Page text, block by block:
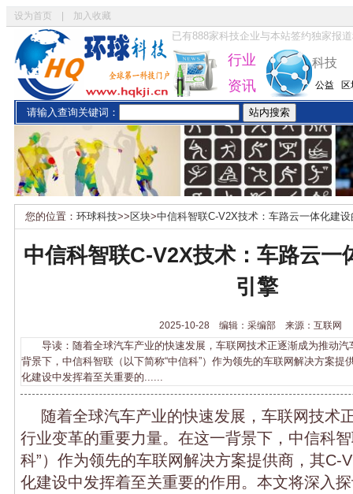
设为首页 加入收藏
已有888家科技企业与本站签约独家报
行业
资讯
科技
公益
请输入查询关键词：
您的位置： 环球科技>>区块>中信科智联C-V2X技术：车路云一体化建
中信科智联C-V2X技术：车路云一
引擎
2025-10-28 编辑：采编部 来源：互联网
导读：随着全球汽车产业的快速发展，车联网技术正逐渐成为推动汽
背景下，中信科智联（以下简称“中信科”）作为领先的车联网解决方案提
化建设中发挥着至关重要的......
随着全球汽车产业的快速发展，车联网技术
行业变革的重要力量。在这一背景下，中信科
科”）作为领先的车联网解决方案提供商，其C-
化建设中发挥着至关重要的作用。本文将深入